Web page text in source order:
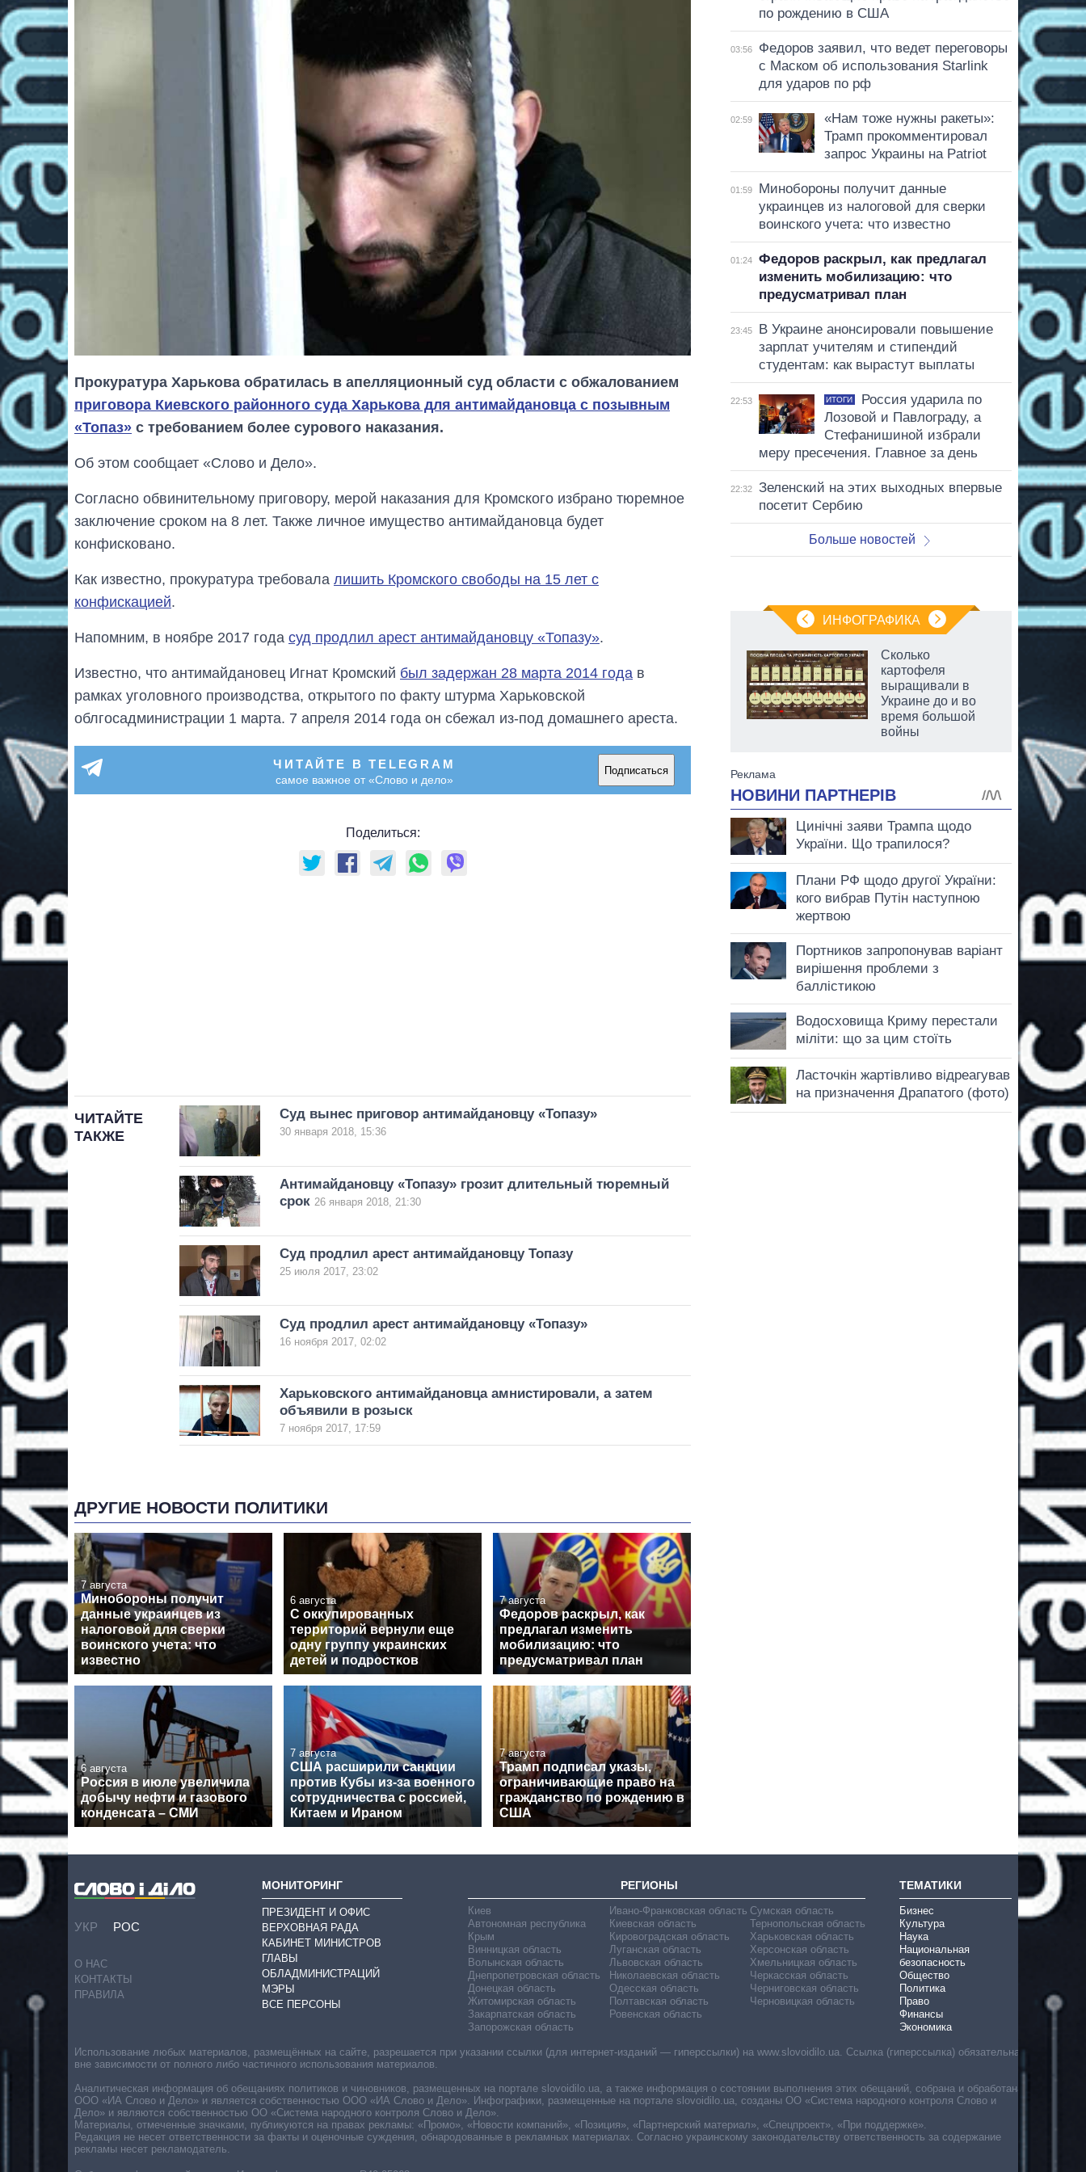
Прокуратура Харькова обратилась в апелляционный суд области с обжалованием
приговора Киевского районного суда Харькова для антимайдановца с позывным
«Топаз» с требованием более сурового наказания.
Об этом сообщает «Слово и Дело».
Согласно обвинительному приговору, мерой наказания для Кромского избрано тюремное
заключение сроком на 8 лет. Также личное имущество антимайдановца будет
конфисковано.
Как известно, прокуратура требовала лишить Кромского свободы на 15 лет с
конфискацией.
Напомним, в ноябре 2017 года суд продлил арест антимайдановцу «Топазу».
Известно, что антимайдановец Игнат Кромский был задержан 28 марта 2014 года в
рамках уголовного производства, открытого по факту штурма Харьковской
облгосадминистрации 1 марта. 7 апреля 2014 года он сбежал из-под домашнего ареста.
ЧИТАЙТЕ В TELEGRAM
самое важное от «Слово и дело»
Подписаться
Поделиться:
ЧИТАЙТЕ
ТАКЖЕ
Суд вынес приговор антимайдановцу «Топазу»
30 января 2018, 15:36
Антимайдановцу «Топазу» грозит длительный тюремный
срок 26 января 2018, 21:30
Суд продлил арест антимайдановцу Топазу
25 июля 2017, 23:02
Суд продлил арест антимайдановцу «Топазу»
16 ноября 2017, 02:02
Харьковского антимайдановца амнистировали, а затем
объявили в розыск
7 ноября 2017, 17:59
ДРУГИЕ НОВОСТИ ПОЛИТИКИ
7 августа
Минобороны получит
данные украинцев из
налоговой для сверки
воинского учета: что
известно
6 августа
С оккупированных
территорий вернули еще
одну группу украинских
детей и подростков
7 августа
Федоров раскрыл, как
предлагал изменить
мобилизацию: что
предусматривал план
6 августа
Россия в июле увеличила
добычу нефти и газового
конденсата – СМИ
7 августа
США расширили санкции
против Кубы из-за военного
сотрудничества с россией,
Китаем и Ираном
7 августа
Трамп подписал указы,
ограничивающие право на
гражданство по рождению в
США
по рождению в США
03:56
Федоров заявил, что ведет переговоры
с Маском об использования Starlink
для ударов по рф
02:59
«Нам тоже нужны ракеты»:
Трамп прокомментировал
запрос Украины на Patriot
01:59
Минобороны получит данные
украинцев из налоговой для сверки
воинского учета: что известно
01:24
Федоров раскрыл, как предлагал
изменить мобилизацию: что
предусматривал план
23:45
В Украине анонсировали повышение
зарплат учителям и стипендий
студентам: как вырастут выплаты
22:53 ИТОГИ
Россия ударила по
Лозовой и Павлограду, а
Стефанишиной избрали
меру пресечения. Главное за день
22:32
Зеленский на этих выходных впервые
посетит Сербию
Больше новостей
ИНФОГРАФИКА
бюджет
Министерства
войны с россией
Сколько
картофеля
выращивали в
Украине до и во
время большой
войны
УКР РОС
О НАС
КОНТАКТЫ
ПРАВИЛА
МОНИТОРИНГ
ПРЕЗИДЕНТ И ОФИС
ВЕРХОВНАЯ РАДА
КАБИНЕТ МИНИСТРОВ
ГЛАВЫ
ОБЛАДМИНИСТРАЦИЙ
МЭРЫ
ВСЕ ПЕРСОНЫ
РЕГИОНЫ
Киев
Автономная республика
Крым
Винницкая область
Волынская область
Днепропетровская область
Донецкая область
Житомирская область
Закарпатская область
Запорожская область
Ивано-Франковская область
Киевская область
Кировоградская область
Луганская область
Львовская область
Николаевская область
Одесская область
Полтавская область
Ровенская область
Сумская область
Тернопольская область
Харьковская область
Херсонская область
Хмельницкая область
Черкасская область
Черниговская область
Черновицкая область
ТЕМАТИКИ
Бизнес
Культура
Наука
Национальная
безопасность
Общество
Политика
Право
Финансы
Экономика
Использование любых материалов, размещённых на сайте, разрешается при указании ссылки (для интернет-изданий — гиперссылки) на www.slovoidilo.ua. Ссылка (гиперссылка) обязательна
вне зависимости от полного либо частичного использования материалов.
Аналитическая информация об обещаниях политиков и чиновников, размещенных на портале slovoidilo.ua, а также информация о состоянии выполнения этих обещаний, собрана и обработана
ООО «ИА Слово и Дело» и является собственностью ООО «ИА Слово и Дело». Инфографики, размещенные на портале slovoidilo.ua, созданы ОО «Система народного контроля Слово и
Дело» и являются собственностью ОО «Система народного контроля Слово и Дело».
Материалы, отмеченные значками, публикуются на правах рекламы: «Промо», «Новости компаний», «Позиция», «Партнерский материал», «Спецпроект», «При поддержке».
Редакция не несет ответственности за факты и оценочные суждения, обнародованные в рекламных материалах. Согласно украинскому законодательству ответственность за содержание
рекламы несет рекламодатель.